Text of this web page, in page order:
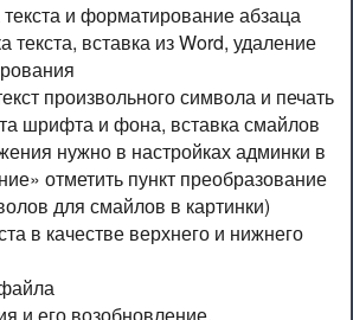
и форматирование абзаца
текста, вставка из Word, удаление
произвольного символа и печать
шрифта и фона, вставка смайлов
нужно в настройках админки в
отметить пункт преобразование
для смайлов в картинки)
в качестве верхнего и нижнего